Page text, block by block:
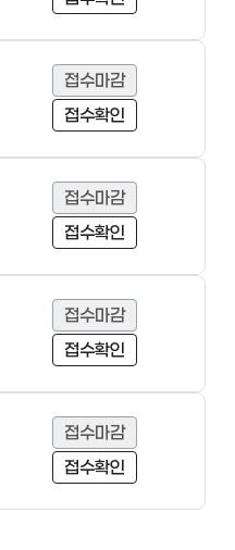
접수마감
접수확인
접수마감
접수확인
접수마감
접수확인
접수마감
접수확인